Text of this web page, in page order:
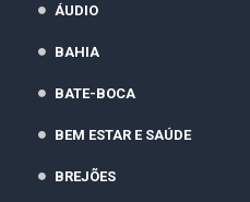
ÁUDIO
BAHIA
BATE-BOCA
BEM ESTAR E SAÚDE
BREJÕES